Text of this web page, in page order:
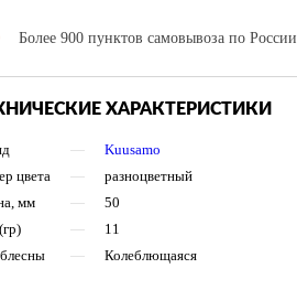
Более 900 пунктов самовывоза по России
ХАРАКТЕРИСТИКИ
—
Kuusamo
цвета
—
разноцветный
мм
—
50
—
11
— Колеблющаяся